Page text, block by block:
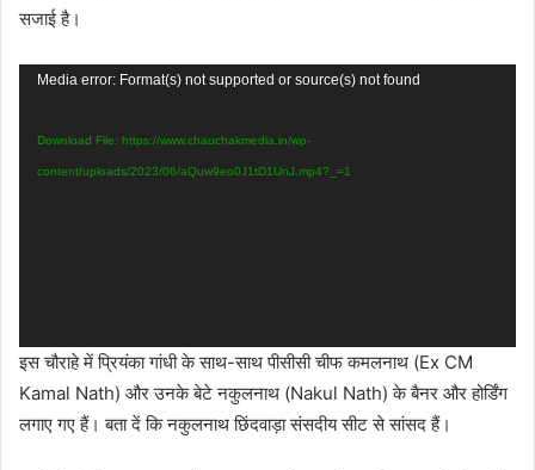
सजाई है।
Video
Media error: Format(s) not supported or source(s) not found
Download File: https://www.chauchakmedia.in/wp-
content/uploads/2023/06/aQuw9eo0J1tD1UnJ.mp4?_=1
इस चौराहे में प्रियंका गांधी के साथ-साथ पीसीसी चीफ कमलनाथ (Ex CM
Kamal Nath) और उनके बेटे नकुलनाथ (Nakul Nath) के बैनर और होर्डिंग
लगाए गए हैं। बता दें कि नकुलनाथ छिंदवाड़ा संसदीय सीट से सांसद हैं।